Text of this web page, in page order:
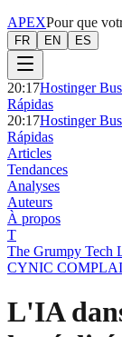
APEXPour que
FR EN ES
20:17Hostinger
Rápidas
20:17Hostinger
Rápidas
Articles
Tendances
Analyses
Auteurs
À propos
T
The Grumpy Tech
CYNIC
L'IA